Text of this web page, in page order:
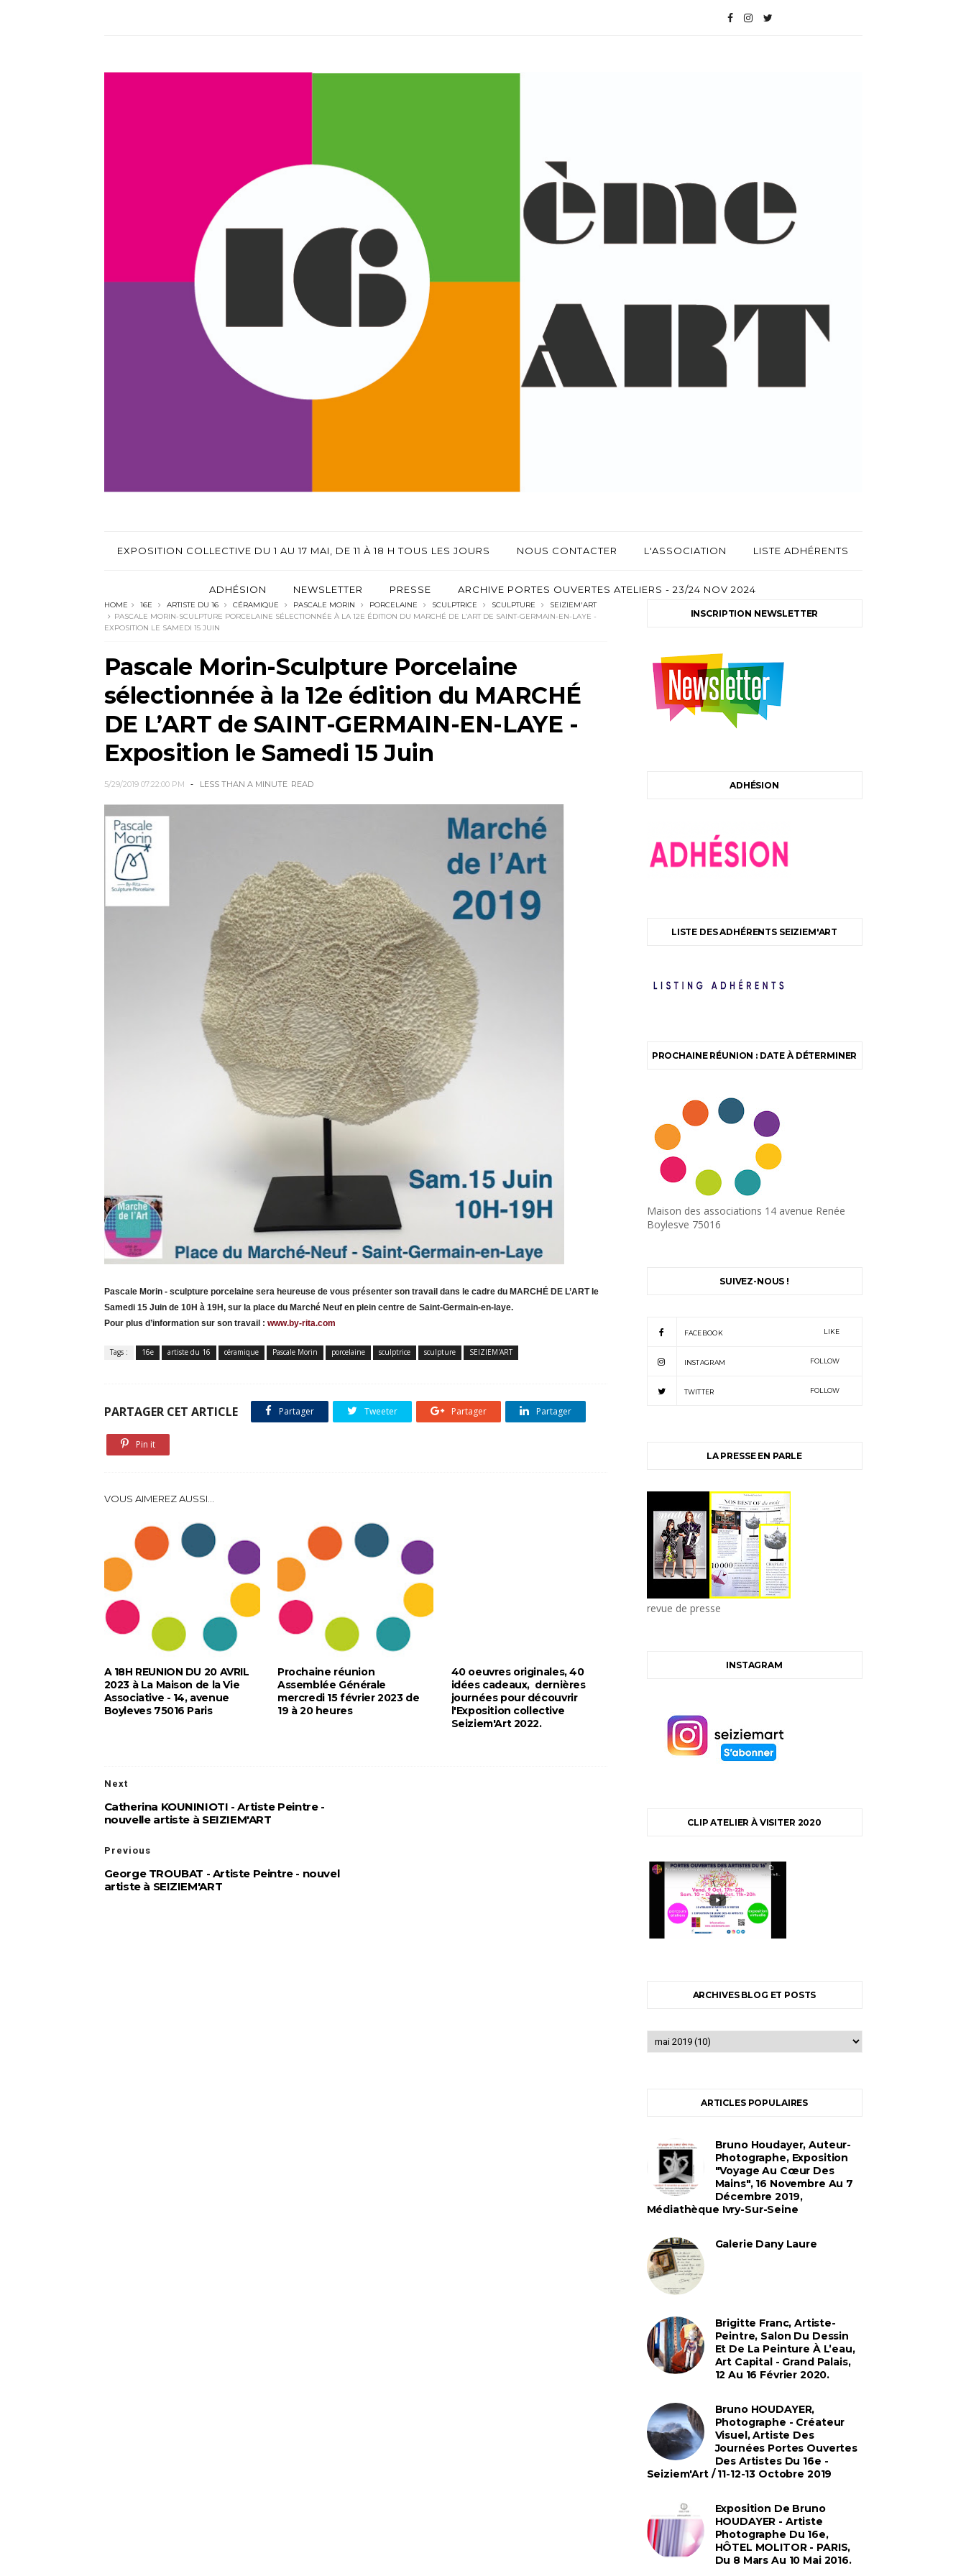
EXPOSITION COLLECTIVE DU 1 AU 17 MAI, DE 11 À 18 H TOUS LES JOURS NOUS CONTACTER L'ASSOCIATION LISTE ADHÉRENTS
ADHÉSION NEWSLETTER PRESSE ARCHIVE PORTES OUVERTES ATELIERS - 23/24 NOV 2024
HOME 16E ARTISTE DU 16 CÉRAMIQUE PASCALE MORIN PORCELAINE SCULPTRICE SCULPTURE
SEIZIEM'ART
PASCALE MORIN-SCULPTURE PORCELAINE SÉLECTIONNÉE À LA 12E ÉDITION DU MARCHÉ DE L’ART DE SAINT-GERMAIN-EN-LAYE -
EXPOSITION LE SAMEDI 15 JUIN
Pascale Morin-Sculpture Porcelaine
sélectionnée à la 12e édition du MARCHÉ
DE L’ART de SAINT-GERMAIN-EN-LAYE -
Exposition le Samedi 15 Juin
5/29/2019 07:22:00 PM LESS THAN A MINUTE READ
Pascale Morin - sculpture porcelaine sera heureuse de vous présenter son travail dans le cadre du MARCHÉ DE L’ART le
Samedi 15 Juin de 10H à 19H, sur la place du Marché Neuf en plein centre de Saint-Germain-en-laye.
Pour plus d’information sur son travail : www.by-rita.com
Tags : 16e artiste du 16 céramique Pascale Morin porcelaine sculptrice sculpture SEIZIEM'ART
PARTAGER CET ARTICLE Partager Tweeter Partager Partager
Pin it
VOUS AIMEREZ AUSSI...
A 18H REUNION DU 20 AVRIL
2023 à La Maison de la Vie
Associative - 14, avenue
Boyleves 75016 Paris
Prochaine réunion
Assemblée Générale
mercredi 15 février 2023 de
19 à 20 heures
40 oeuvres originales, 40
idées cadeaux, dernières
journées pour découvrir
l'Exposition collective
Seiziem'Art 2022.
Next
Catherina KOUNINIOTI - Artiste Peintre -
nouvelle artiste à SEIZIEM'ART
Previous
George TROUBAT - Artiste Peintre - nouvel
artiste à SEIZIEM'ART
INSCRIPTION NEWSLETTER
ADHÉSION
LISTE DES ADHÉRENTS SEIZIEM'ART
PROCHAINE RÉUNION : DATE À DÉTERMINER
Maison des associations 14 avenue Renée
Boylesve 75016
SUIVEZ-NOUS !
FACEBOOK LIKE
INSTAGRAM FOLLOW
TWITTER FOLLOW
LA PRESSE EN PARLE
revue de presse
INSTAGRAM
CLIP ATELIER À VISITER 2020
ARCHIVES BLOG ET POSTS
ARTICLES POPULAIRES
Bruno Houdayer, Auteur-
Photographe, Exposition
"Voyage Au Cœur Des
Mains", 16 Novembre Au 7
Décembre 2019,
Médiathèque Ivry-Sur-Seine
Galerie Dany Laure
Brigitte Franc, Artiste-
Peintre, Salon Du Dessin
Et De La Peinture À L’eau,
Art Capital - Grand Palais,
12 Au 16 Février 2020.
Bruno HOUDAYER,
Photographe - Créateur
Visuel, Artiste Des
Journées Portes Ouvertes
Des Artistes Du 16e -
Seiziem'Art / 11-12-13 Octobre 2019
Exposition De Bruno
HOUDAYER - Artiste
Photographe Du 16e,
HÔTEL MOLITOR - PARIS,
Du 8 Mars Au 10 Mai 2016.